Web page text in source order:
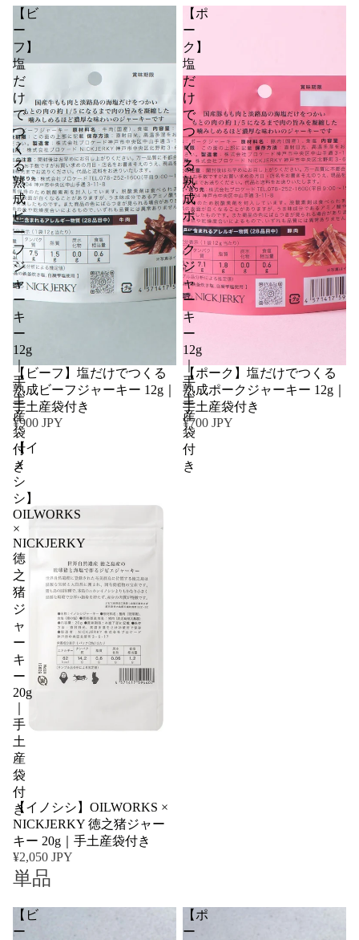
【ビ
ー
フ】
塩
だ
け
で
つ
く
る
熟
成
ビ
ー
フ
ジ
ャ
ー
キ
ー
12g
｜
手
土
産
袋
付
き
【ビーフ】塩だけでつくる
熟成ビーフジャーキー 12g｜
手土産袋付き
¥900 JPY
【ポ
ー
ク】
塩
だ
け
で
つ
く
る
熟
成
ポ
ー
ク
ジ
ャ
ー
キ
ー
12g
｜
手
土
産
袋
付
き
【ポーク】塩だけでつくる
熟成ポークジャーキー 12g｜
手土産袋付き
¥700 JPY
【イ
ノ
シ
シ】
OILWORKS
×
NICKJERKY
徳
之
猪
ジ
ャ
ー
キ
ー
20g
手
土
産
袋
付
き
売り切れ
【イノシシ】OILWORKS ×
NICKJERKY 徳之猪ジャー
キー 20g｜手土産袋付き
¥2,050 JPY
単品
【ビ
ー
【ポ
ー